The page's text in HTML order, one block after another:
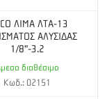
9000
ΛΙΜΑ ΛΤΑ-13
ΑΛΥΣΙΔΑΣ
1/8"-3.2
διαθέσιμο
Κωδ.: 02151